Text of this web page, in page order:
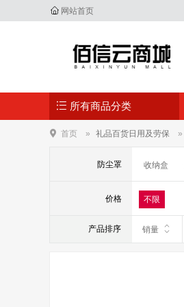
网站首页
所有商品分类
首页 礼品百货日用及劳保
防尘罩 收纳盒
价格 不限
产品排序 销量